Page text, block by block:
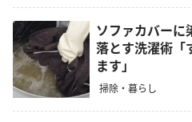
ソファカバーに
落とす洗濯術
ます」
掃除・暮らし